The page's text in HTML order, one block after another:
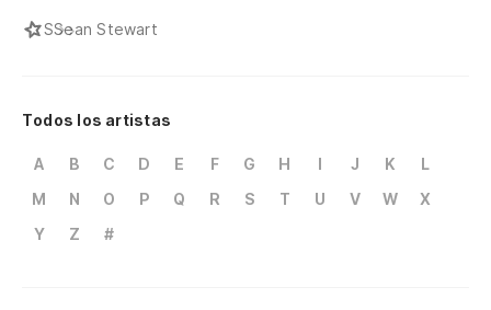
SSean Stewart
Todos los artistas
A B C D E F G H I J K
L
M
N O P Q R S T U V W
X
Y
Z #